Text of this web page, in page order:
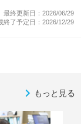
最終更新日：2026/06/29
終了予定日：2026/12/29
もっと見る